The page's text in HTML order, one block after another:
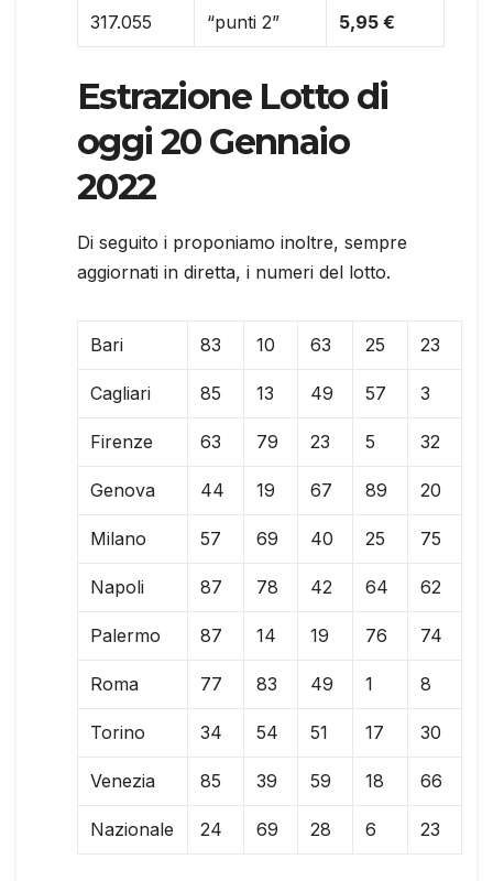
317.055 “punti 2” 5,95 €
Estrazione Lotto di
oggi 20 Gennaio
2022
Di seguito i proponiamo inoltre, sempre
aggiornati in diretta, i numeri del lotto.
Bari 83 10 63 25 23
Cagliari 85 13 49 57 3
Firenze 63 79 23 5 32
Genova 44 19 67 89 20
Milano 57 69 40 25 75
Napoli 87 78 42 64 62
Palermo 87 14 19 76 74
Roma 77 83 49 1 8
Torino 34 54 51 17 30
Venezia 85 39 59 18 66
Nazionale 24 69 28 6 23